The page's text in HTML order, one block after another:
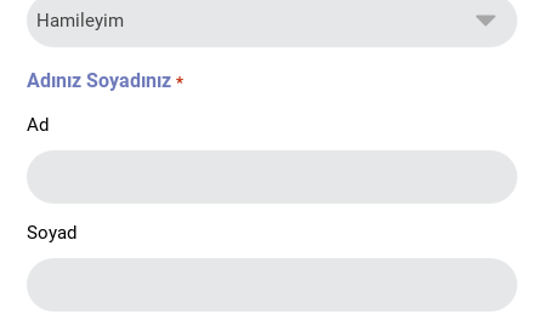
Adınız Soyadınız *
Ad
Soyad